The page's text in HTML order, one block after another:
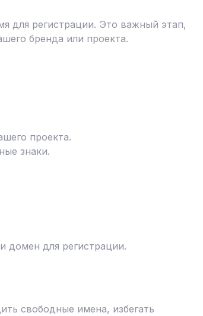
для регистрации. Это важный этап,
бренда или проекта.
проекта.
знаки.
домен для регистрации.
свободные имена, избегать